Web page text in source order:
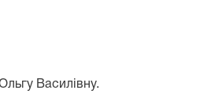
Василівну.